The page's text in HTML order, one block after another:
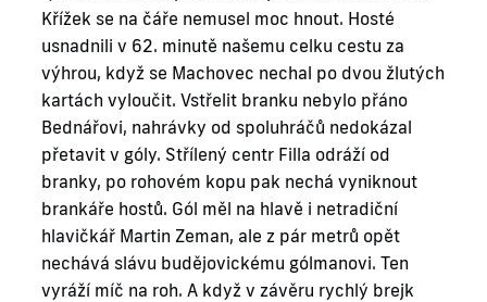
Křížek se na čáře nemusel moc hnout. Hosté
usnadnili v 62. minutě našemu celku cestu za
výhrou, když se Machovec nechal po dvou žlutých
kartách vyloučit. Vstřelit branku nebylo přáno
Bednářovi, nahrávky od spoluhráčů nedokázal
přetavit v góly. Střílený centr Filla odráží od
branky, po rohovém kopu pak nechá vyniknout
brankáře hostů. Gól měl na hlavě i netradiční
hlavičkář Martin Zeman, ale z pár metrů opět
nechává slávu budějovickému gólmanovi. Ten
vyráží míč na roh. A když v závěru rychlý brejk